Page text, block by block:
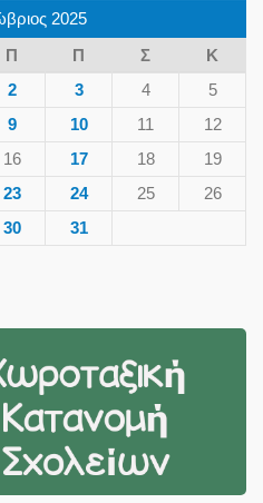
2025
Π Π Σ
Κ
2 3 4
5
9 10 11
12
16 17 18
19
23 24 25
26
30
31